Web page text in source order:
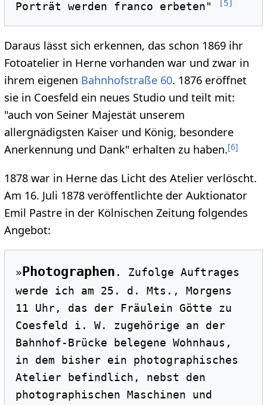
Porträt werden franco erbeten" 5
Daraus lässt sich erkennen, das schon 1869 ihr
Fotoatelier in Herne vorhanden war und zwar in
ihrem eigenen Bahnhofstraße 60. 1876 eröffnet
sie in Coesfeld ein neues Studio und teilt mit:
"auch von Seiner Majestät unserem
allergnädigsten Kaiser und König, besondere
Anerkennung und Dank" erhalten zu haben.[6]
1878 war in Herne das Licht des Atelier verlöscht.
Am 16. Juli 1878 veröffentlichte der Auktionator
Emil Pastre in der Kölnischen Zeitung folgendes
Angebot:
»Photographen . Zufolge Auftrages
werde ich am 25. d. Mts., Morgens
11 Uhr, das der Fräulein Götte zu
Coesfeld i. W. zugehörige an der
Bahnhof-Brücke belegene Wohnhaus,
in dem bisher ein photographisches
Atelier befindlich, nebst den
photographischen Maschinen und